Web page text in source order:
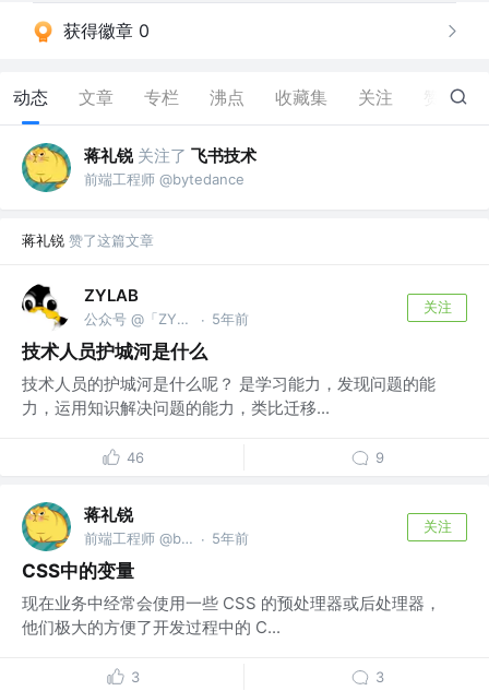
获得徽章 0
动态 文章 专栏 沸点 收藏集 关注 30
蒋礼锐 关注了 飞书技术
前端工程师 @bytedance
蒋礼锐 赞了这篇文章
ZYLAB
公众号 @「ZYLAB」 · 5年前
关注
技术人员护城河是什么
技术人员的护城河是什么呢？ 是学习能力，发现问题的能
力，运用知识解决问题的能力，类比迁移...
46 9
蒋礼锐
前端工程师 @bytedance · 5年前
关注
CSS中的变量
现在业务中经常会使用一些 CSS 的预处理器或后处理器，
他们极大的方便了开发过程中的 C...
3 3